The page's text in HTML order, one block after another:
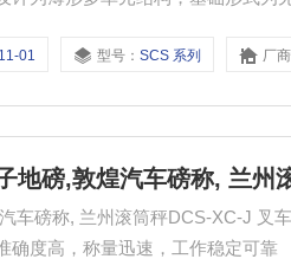
01 型号：SCS 系列 厂
地磅,敦煌汽车磅称, 兰州
车磅称, 兰州滚筒秤DCS-XC-J 叉
确度高，称量迅速，工作稳定可靠